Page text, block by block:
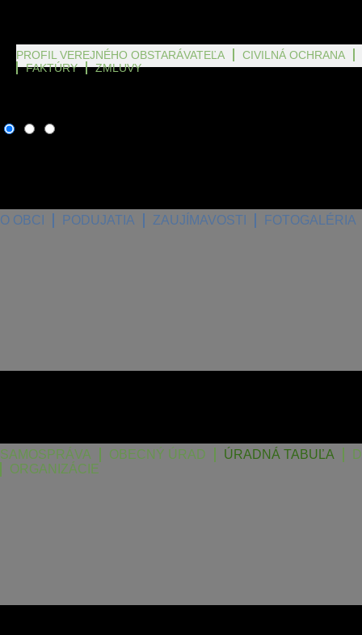
O OBCI PODUJATIA ZAUJÍMAVOSTI FOTOGALÉRIA
SAMOSPRÁVA OBECNÝ ÚRAD ÚRADNÁ TABUĽA
PROFIL VEREJNÉHO OBSTARÁVATEĽA
CIVILNÁ OCHRANA
FAKTÚRY
ZMLUVY
ORGANIZÁCIE